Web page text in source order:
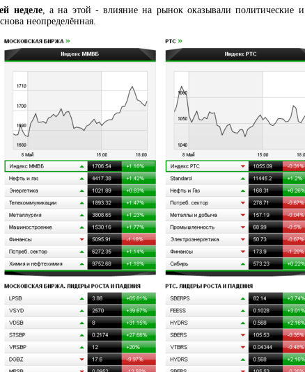
неделе, а на этой - влияние на рынок оказывали политические
неопределённая.